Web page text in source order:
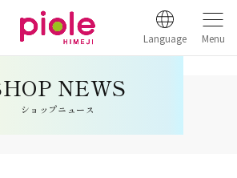
Language Menu
ショップニュース